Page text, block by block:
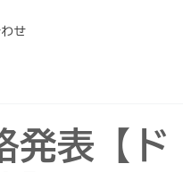
せ
発表【ド